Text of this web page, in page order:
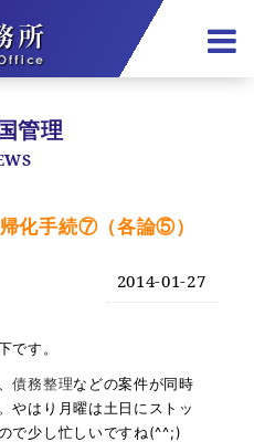
管理
化手続⑦（各論⑤）
2014-01-27
です。
債務整理などの案件が同時
やはり月曜は土日にストッ
で少し忙しいですね(^^;)